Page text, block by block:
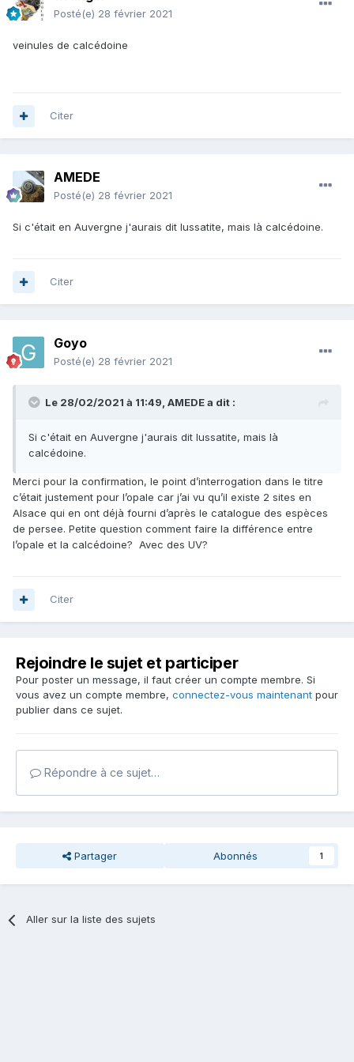
Posté(e) 28 février 2021
veinules de calcédoine
Citer
AMEDE
Posté(e) 28 février 2021
Si c'était en Auvergne j'aurais dit lussatite, mais là calcédoine.
Citer
Goyo
Posté(e) 28 février 2021
Le 28/02/2021 à 11:49, AMEDEa dit :
Si c'était en Auvergne j'aurais dit lussatite, mais là
calcédoine.
Merci pour la confirmation, le point d’interrogation dans le titre
c’était justement pour l’opale car j’ai vu qu’il existe 2 sites en
Alsace qui en ont déjà fourni d’après le catalogue des espèces
de persee. Petite question comment faire la différence entre
l’opale et la calcédoine? Avec des UV?
Citer
Rejoindre le sujet et participer
Pour poster un message, il faut créer un compte membre. Si
vous avez un compte membre, connectez-vous maintenant pour
publier dans ce sujet.
Répondre à ce sujet…
Partager Abonnés 1
Aller sur la liste des sujets